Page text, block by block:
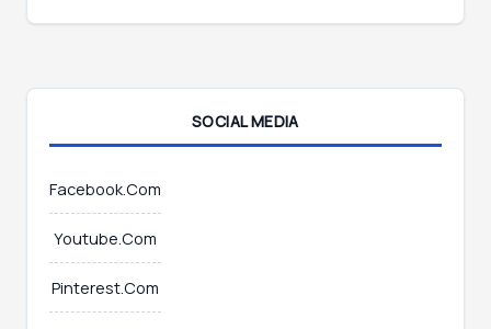
SOCIAL MEDIA
Facebook.Com
Youtube.Com
Pinterest.Com